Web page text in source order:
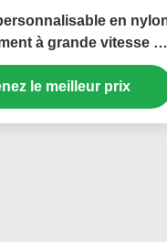
en
à grande vitesse de
boîte en soie/carton
le meilleur prix